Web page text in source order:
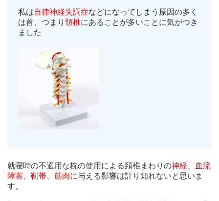
私は自律神経失調症などになってしまう原因の多く
は首、つまり頚椎にあることが多いことに気がつき
ました
就寝時の不適用な枕の使用による頚椎まわりの神経、血流
障害、靭帯、筋肉に与える影響は計り知れないと思いま
す。